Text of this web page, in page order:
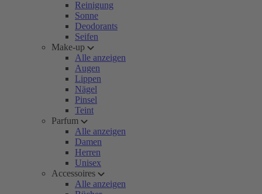
Reinigung
Sonne
Deodorants
Seifen
Make-up
Alle anzeigen
Augen
Lippen
Nägel
Pinsel
Teint
Parfum
Alle anzeigen
Damen
Herren
Unisex
Accessoires
Alle anzeigen